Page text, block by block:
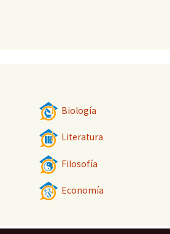
Biología
Literatura
Filosofía
Economía